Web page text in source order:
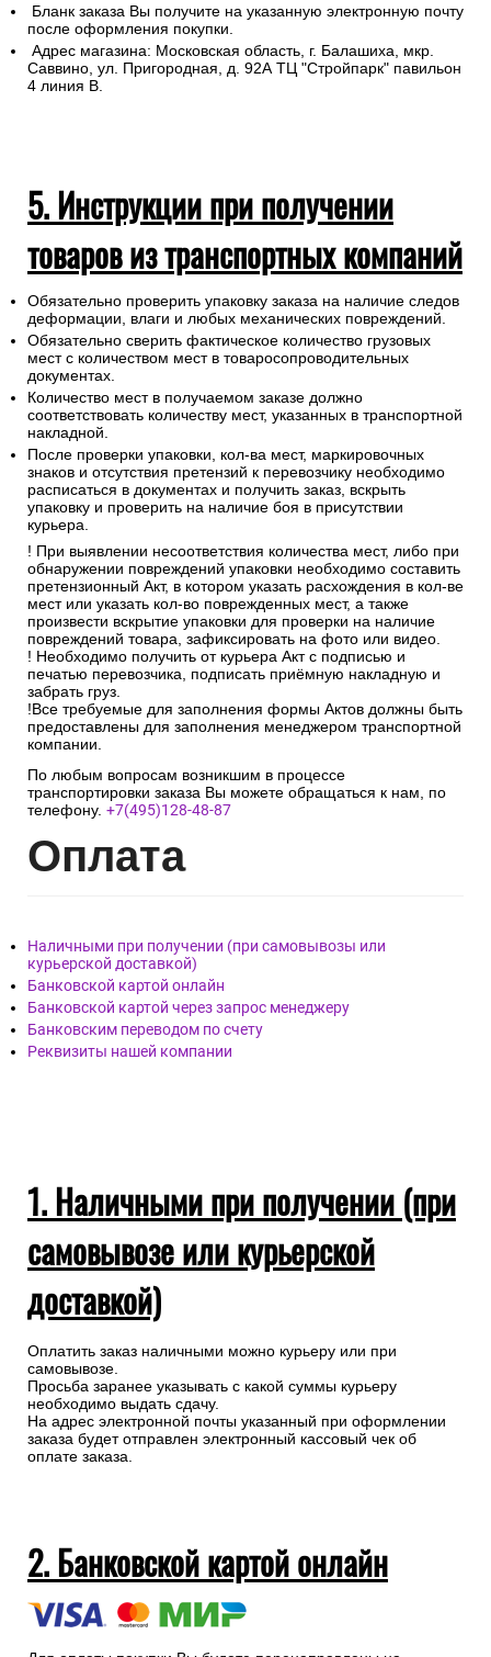
Бланк заказа Вы получите на указанную электронную почту
после оформления покупки.
Адрес магазина: Московская область, г. Балашиха, мкр.
Саввино, ул. Пригородная, д. 92А ТЦ "Стройпарк" павильон
4 линия В.
5. Инструкции при получении
товаров из транспортных компаний
Обязательно проверить упаковку заказа на наличие следов
деформации, влаги и любых механических повреждений.
Обязательно сверить фактическое количество грузовых
мест с количеством мест в товаросопроводительных
документах.
Количество мест в получаемом заказе должно
соответствовать количеству мест, указанных в транспортной
накладной.
После проверки упаковки, кол-ва мест, маркировочных
знаков и отсутствия претензий к перевозчику необходимо
расписаться в документах и получить заказ, вскрыть
упаковку и проверить на наличие боя в присутствии
курьера.
! При выявлении несоответствия количества мест, либо при
обнаружении повреждений упаковки необходимо составить
претензионный Акт, в котором указать расхождения в кол-ве
мест или указать кол-во поврежденных мест, а также
произвести вскрытие упаковки для проверки на наличие
повреждений товара, зафиксировать на фото или видео.
! Необходимо получить от курьера Акт с подписью и
печатью перевозчика, подписать приёмную накладную и
забрать груз.
!Все требуемые для заполнения формы Актов должны быть
предоставлены для заполнения менеджером транспортной
компании.
По любым вопросам возникшим в процессе
транспортировки заказа Вы можете обращаться к нам, по
телефону. +7(495)128-48-87
Оплата
Наличными при получении (при самовывозы или
курьерской доставкой)
Банковской картой онлайн
Банковской картой через запрос менеджеру
Банковским переводом по счету
Реквизиты нашей компании
1. Наличными при получении (при
самовывозе или курьерской
доставкой)
Оплатить заказ наличными можно курьеру или при
самовывозе.
Просьба заранее указывать с какой суммы курьеру
необходимо выдать сдачу.
На адрес электронной почты указанный при оформлении
заказа будет отправлен электронный кассовый чек об
оплате заказа.
2. Банковской картой онлайн